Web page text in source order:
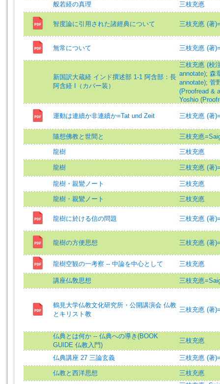
般若経の真理 三枝充悳
智度論に引用された諸經典について 三枝充悳 (著
無常について 三枝充悳 (著
新国訳大蔵経 インド撰述部 1-1 阿含部：長
阿含経 I（カバー装）
三枝充悳 (校
annotate); 森
annotate); 菅
(Proofread &
Yoshio
運動は連續か非連續か=Tat und Zeit 三枝充悳 (著
隨想佛教と世間と 三枝充悳
龍樹 三枝充悳
龍樹 三枝充悳 (著
龍樹・親鸞ノート 三枝充悳
龍樹・親鸞ノート 三枝充悳
龍樹に於ける信の問題 三枝充悳 (著
龍樹の方便思想 三枝充悳 (著
龍樹空観の一考察 -- 中論を中心として 三枝充悳
講座仏敎思想 三枝充悳
鶴見大学仏教文化研究所・公開講演会 仏教
とキリスト教
三枝充悳 (著
仏典とは何か -- 仏典への導き(BOOK
GUIDE 仏教入門)
三枝充悳
仏典講座 27 三論玄義 三枝充悳 (著
仏教と西洋思想 三枝充悳